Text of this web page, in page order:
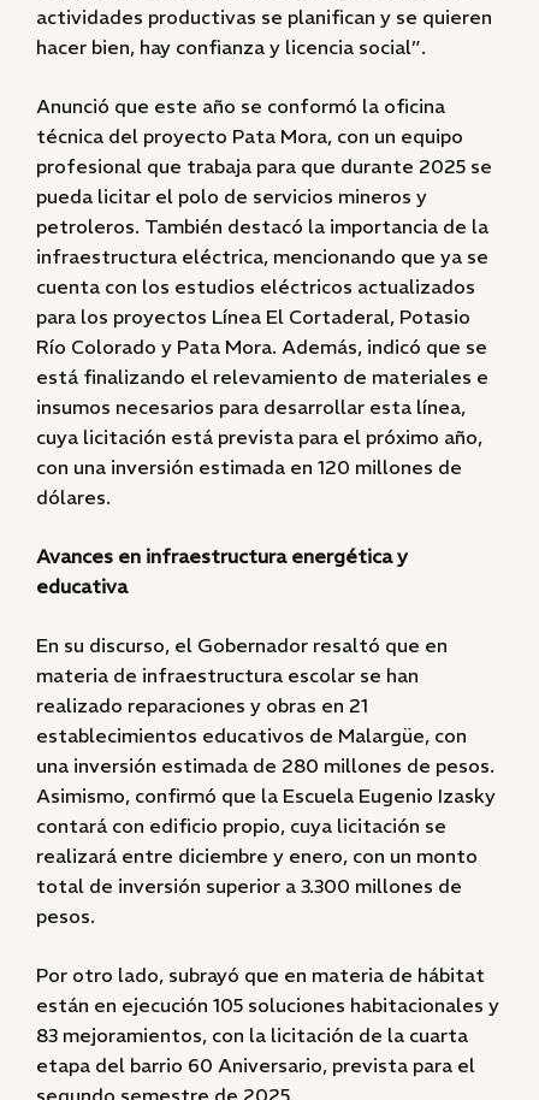
actividades productivas se planifican y se quieren
hacer bien, hay confianza y licencia social”.
Anunció que este año se conformó la oficina
técnica del proyecto Pata Mora, con un equipo
profesional que trabaja para que durante 2025 se
pueda licitar el polo de servicios mineros y
petroleros. También destacó la importancia de la
infraestructura eléctrica, mencionando que ya se
cuenta con los estudios eléctricos actualizados
para los proyectos Línea El Cortaderal, Potasio
Río Colorado y Pata Mora. Además, indicó que se
está finalizando el relevamiento de materiales e
insumos necesarios para desarrollar esta línea,
cuya licitación está prevista para el próximo año,
con una inversión estimada en 120 millones de
dólares.
Avances en infraestructura energética y
educativa
En su discurso, el Gobernador resaltó que en
materia de infraestructura escolar se han
realizado reparaciones y obras en 21
establecimientos educativos de Malargüe, con
una inversión estimada de 280 millones de pesos.
Asimismo, confirmó que la Escuela Eugenio Izasky
contará con edificio propio, cuya licitación se
realizará entre diciembre y enero, con un monto
total de inversión superior a 3.300 millones de
pesos.
Por otro lado, subrayó que en materia de hábitat
están en ejecución 105 soluciones habitacionales y
83 mejoramientos, con la licitación de la cuarta
etapa del barrio 60 Aniversario, prevista para el
segundo semestre de 2025.